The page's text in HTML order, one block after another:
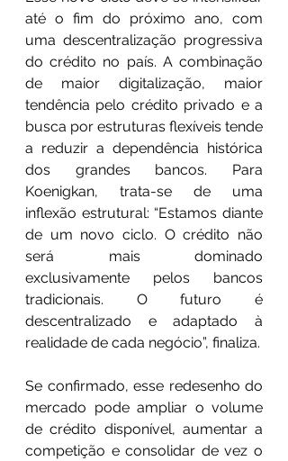
até o fim do próximo ano, com
uma descentralização progressiva
do crédito no país. A combinação
de maior digitalização, maior
tendência pelo crédito privado e a
busca por estruturas flexíveis tende
a reduzir a dependência histórica
dos grandes bancos. Para
Koenigkan, trata-se de uma
inflexão estrutural: “Estamos diante
de um novo ciclo. O crédito não
será mais dominado
exclusivamente pelos bancos
tradicionais. O futuro é
descentralizado e adaptado à
realidade de cada negócio”, finaliza.
Se confirmado, esse redesenho do
mercado pode ampliar o volume
de crédito disponível, aumentar a
competição e consolidar de vez o